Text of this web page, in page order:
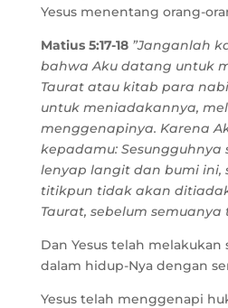
Yesus menentang orang-
Matius 5:17-18 ”Janganlah
bahwa Aku datang untuk
Taurat atau kitab para
untuk meniadakannya,
menggenapinya. Karena
kepadamu: Sesungguhnya
lenyap langit dan bumi ini,
titikpun tidak akan
Taurat, sebelum semuanya
Dan Yesus telah melakukan
dalam hidup-Nya dengan
Yesus telah menggenapi